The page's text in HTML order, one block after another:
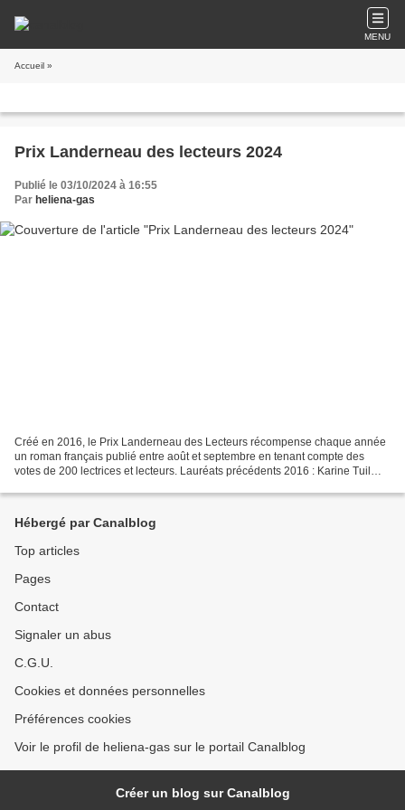
MENU
Accueil »
Prix Landerneau des lecteurs 2024
Publié le 03/10/2024 à 16:55
Par heliena-gas
Créé en 2016, le Prix Landerneau des Lecteurs récompense chaque année
un roman français publié entre août et septembre en tenant compte des
votes de 200 lectrices et lecteurs. Lauréats précédents 2016 : Karine Tuil
Hébergé par Canalblog
Top articles
Pages
Contact
Signaler un abus
C.G.U.
Cookies et données personnelles
Préférences cookies
Voir le profil de heliena-gas sur le portail Canalblog
Créer un blog sur Canalblog